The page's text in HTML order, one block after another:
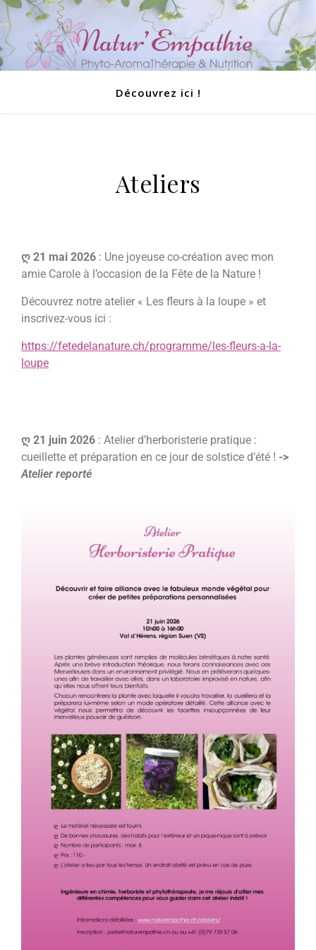
Découvrez ici !
Ateliers
ღ 21 mai 2026 : Une joyeuse co-création avec mon
amie Carole à l’occasion de la Fête de la Nature !
Découvrez notre atelier « Les fleurs à la loupe » et
inscrivez-vous ici :
https://fetedelanature.ch/programme/les-fleurs-a-la-
loupe
ღ 21 juin 2026 : Atelier d’herboristerie pratique :
cueillette et préparation en ce jour de solstice d’été ! ->
Atelier reporté